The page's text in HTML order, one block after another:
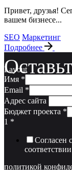
Привет, друзья!
вашем бизнесе...
SEO Маркетинг
Подробнее
Layout
Имя *
Email *
Адрес сайта
Бюджет проекта *
1 *
Согласен
политикой